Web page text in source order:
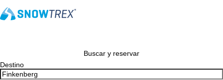
Buscar y reservar
Destino